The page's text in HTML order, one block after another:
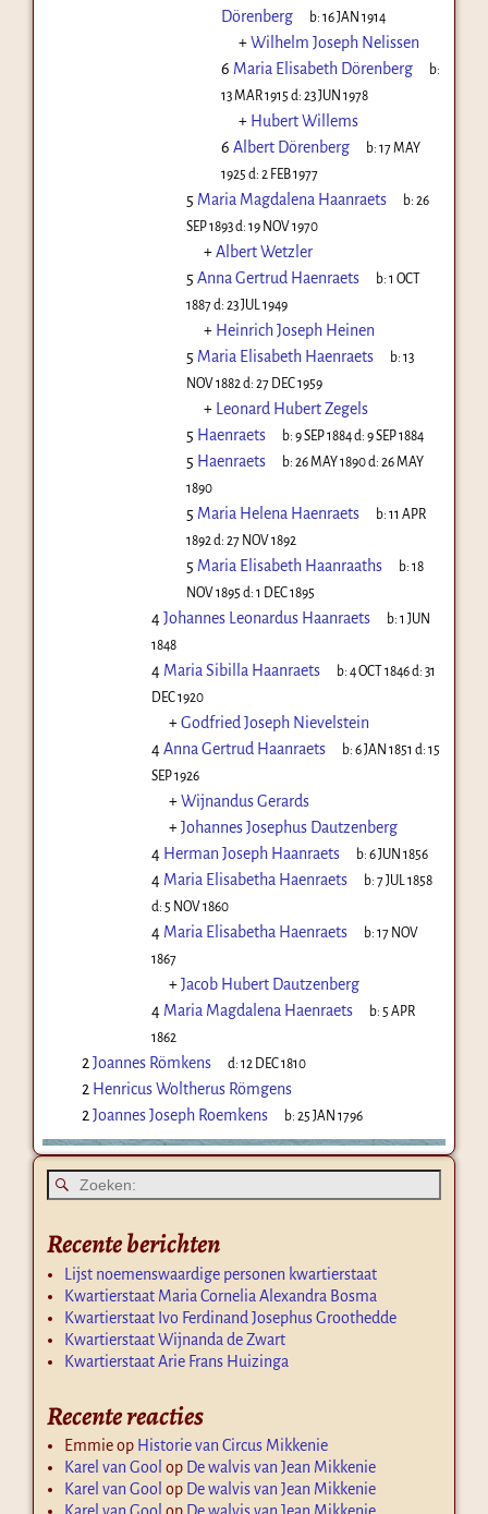
Dörenberg
b:16 JAN 1914
+Wilhelm Joseph Nelissen
6 Maria Elisabeth Dörenberg
b:
13 MAR 1915 d: 23 JUN 1978
+ Hubert Willems
6 Albert Dörenberg b:17 MAY
1925 d: 2 FEB 1977
5 Maria Magdalena Haanraets b:26
SEP 1893d: 19 NOV 1970
+Albert Wetzler
5 Anna Gertrud Haenraets b:1 OCT
1887d: 23 JUL 1949
+ Heinrich Joseph Heinen
5 Maria Elisabeth Haenraets b:13
NOV 1882 d: 27 DEC 1959
+ Leonard Hubert Zegels
5 Haenraets b:9 SEP 1884d:9 SEP 1884
5 Haenraets b:26 MAY 1890d:26 MAY
1890
5 Maria Helena Haenraets b:11 APR
1892 d: 27 NOV 1892
5 Maria Elisabeth Haanraaths b:18
NOV 1895 d: 1 DEC 1895
4Johannes Leonardus Haanraets b:1 JUN
1848
4 Maria Sibilla Haanraets b:4 OCT 1846d:31
DEC 1920
+Godfried Joseph Nievelstein
4Anna Gertrud Haanraets b:6 JAN 1851 d:15
SEP 1926
+Wijnandus Gerards
+Johannes Josephus Dautzenberg
4 Herman Joseph Haanraets b:6 JUN 1856
4 Maria Elisabetha Haenraets b:7 JUL 1858
d: 5 NOV 1860
4 Maria Elisabetha Haenraets b:17 NOV
1867
+Jacob Hubert Dautzenberg
4 Maria Magdalena Haenraets b: 5 APR
1862
2 Joannes Römkens d:12 DEC 1810
2 Henricus Woltherus Römgens
2 Joannes Joseph Roemkens b:25 JAN 1796
Recente berichten
Lijst noemenswaardige personen kwartierstaat
Kwartierstaat Maria Cornelia Alexandra Bosma
Kwartierstaat Ivo Ferdinand Josephus Groothedde
Kwartierstaat Wijnanda de Zwart
Kwartierstaat Arie Frans Huizinga
Recente reacties
Emmieop Historie van Circus Mikkenie
Karel van Gool op De walvis van Jean Mikkenie
Karel van Gool op De walvis van Jean Mikkenie